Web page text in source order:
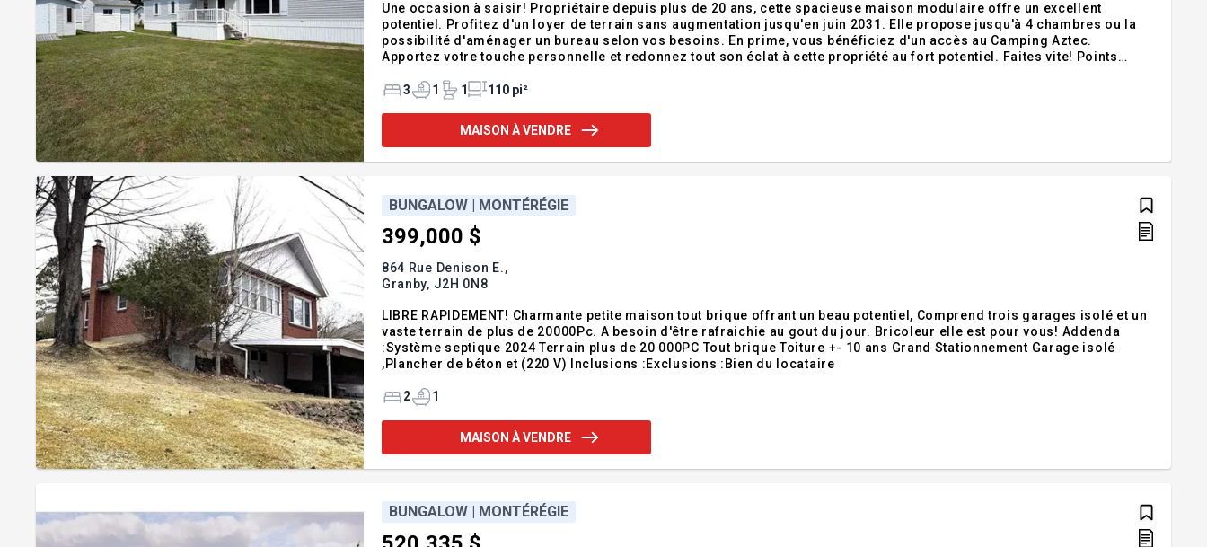
Une occasion à saisir! Propriétaire depuis plus de 20 ans, cette spacieuse maison modulaire offre un excellent
potentiel. Profitez d'un loyer de terrain sans augmentation jusqu'en juin 2031. Elle propose jusqu'à 4 chambres ou la
possibilité d'aménager un bureau selon vos besoins. En prime, vous bénéficiez d'un accès au Camping Aztec.
Apportez votre touche personnelle et redonnez tout son éclat à cette propriété au fort potentiel. Faites vite! Points
stable avec installation
3 1 1 110 pi²
MAISON À VENDRE
BUNGALOW | MONTÉRÉGIE
399,000 $
864 Rue Denison E.,
Granby, J2H 0N8
LIBRE RAPIDEMENT! Charmante petite maison tout brique offrant un beau potentiel, Comprend trois garages isolé et un
vaste terrain de plus de 20000Pc. A besoin d'être rafraichie au gout du jour. Bricoleur elle est pour vous! Addenda
:Système septique 2024 Terrain plus de 20 000PC Tout brique Toiture +- 10 ans Grand Stationnement Garage isolé
,Plancher de béton et (220 V) Inclusions :Exclusions :Bien du locataire
2 1
MAISON À VENDRE
BUNGALOW | MONTÉRÉGIE